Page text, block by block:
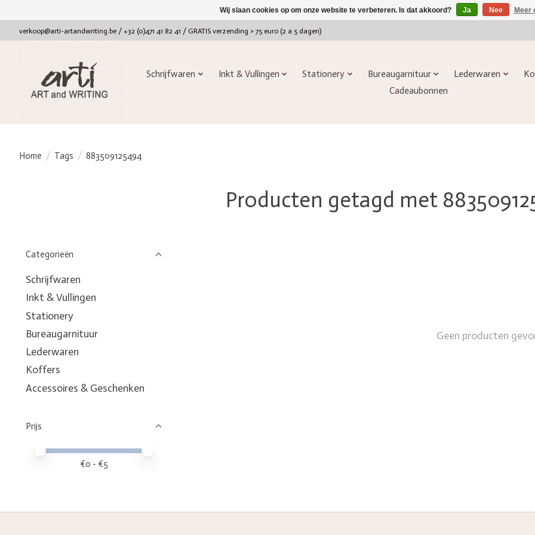
verkoop@arti-artandwriting.be/ +32 (0)471 41 82 41 / GRATIS verzending > 75 euro (2 a 5 dagen)
Schrijfwaren Inkt & Vullingen Stationery Bureaugarnituur Lederwaren
Cadeaubonnen
Home / Tags / 883509125494
Producten getagd met
Categorieën
Schrijfwaren
Inkt & Vullingen
Stationery
Bureaugarnituur
Lederwaren
Koffers
Accessoires & Geschenken
Prijs
Minimale prijswaarde
Price maximum value
€0 - €5
Geen producten
Wij slaan cookies op om onze website te verbeteren. Is dat akkoord? Ja Nee Meer